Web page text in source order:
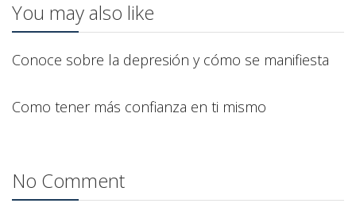
You may also like
22
Feb
0
Conoce sobre la depresión y cómo se manifiesta
06
Feb
Como tener más confianza en ti mismo
2015
No Comment